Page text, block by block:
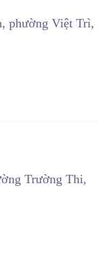
phường Việt Trì,
Trường Thi,